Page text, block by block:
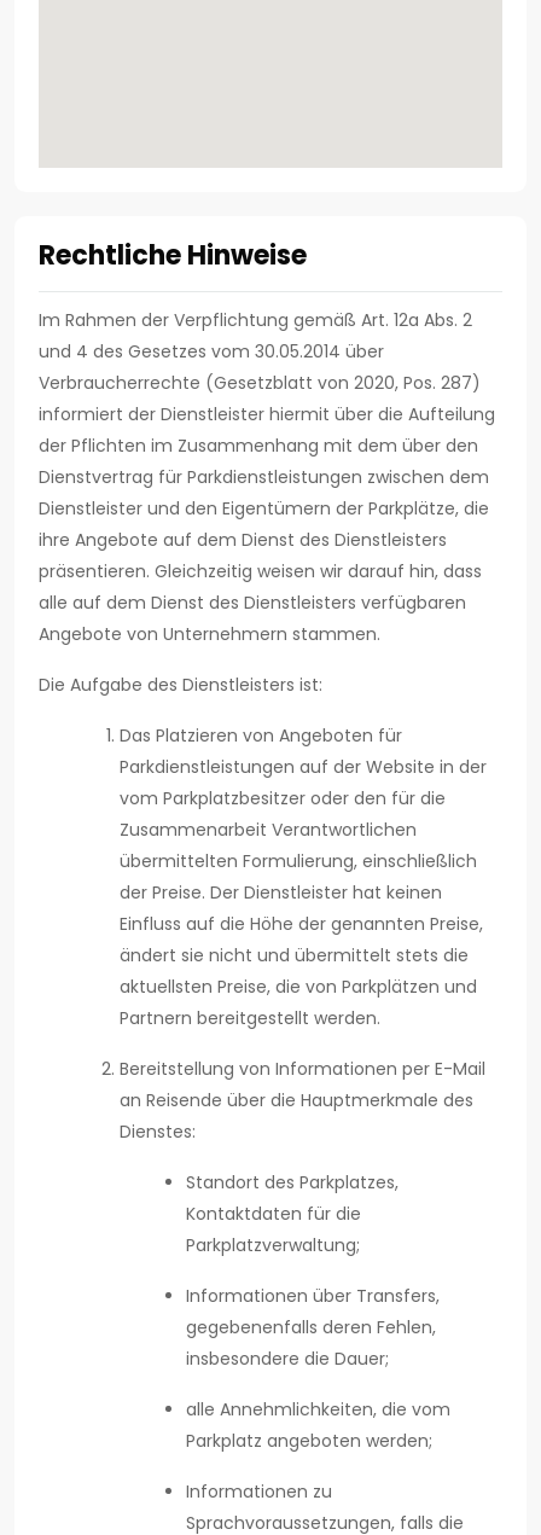
Rechtliche Hinweise
Im Rahmen der Verpflichtung gemäß Art. 12a Abs. 2
und 4 des Gesetzes vom 30.05.2014 über
Verbraucherrechte (Gesetzblatt von 2020, Pos. 287)
informiert der Dienstleister hiermit über die Aufteilung
der Pflichten im Zusammenhang mit dem über den
Dienstvertrag für Parkdienstleistungen zwischen dem
Dienstleister und den Eigentümern der Parkplätze, die
ihre Angebote auf dem Dienst des Dienstleisters
präsentieren. Gleichzeitig weisen wir darauf hin, dass
alle auf dem Dienst des Dienstleisters verfügbaren
Angebote von Unternehmern stammen.
Die Aufgabe des Dienstleisters ist:
Das Platzieren von Angeboten für
Parkdienstleistungen auf der Website in der
vom Parkplatzbesitzer oder den für die
Zusammenarbeit Verantwortlichen
übermittelten Formulierung, einschließlich
der Preise. Der Dienstleister hat keinen
Einfluss auf die Höhe der genannten Preise,
ändert sie nicht und übermittelt stets die
aktuellsten Preise, die von Parkplätzen und
Partnern bereitgestellt werden.
Bereitstellung von Informationen per E-Mail
an Reisende über die Hauptmerkmale des
Dienstes:
Standort des Parkplatzes,
Kontaktdaten für die
Parkplatzverwaltung;
Informationen über Transfers,
gegebenenfalls deren Fehlen,
insbesondere die Dauer;
alle Annehmlichkeiten, die vom
Parkplatz angeboten werden;
Informationen zu
Sprachvoraussetzungen, falls die